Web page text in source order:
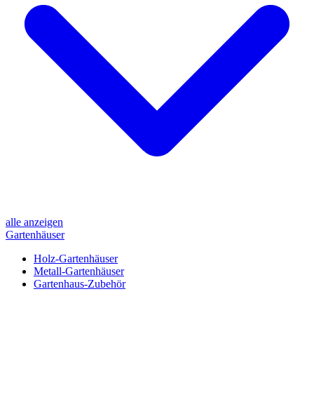
alle anzeigen
Gartenhäuser
Holz-Gartenhäuser
Metall-Gartenhäuser
Gartenhaus-Zubehör